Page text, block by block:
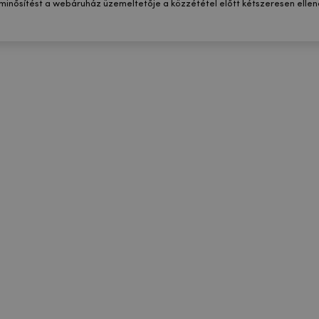
a webáruház üzemeltetője a közzététel előtt kétszeresen